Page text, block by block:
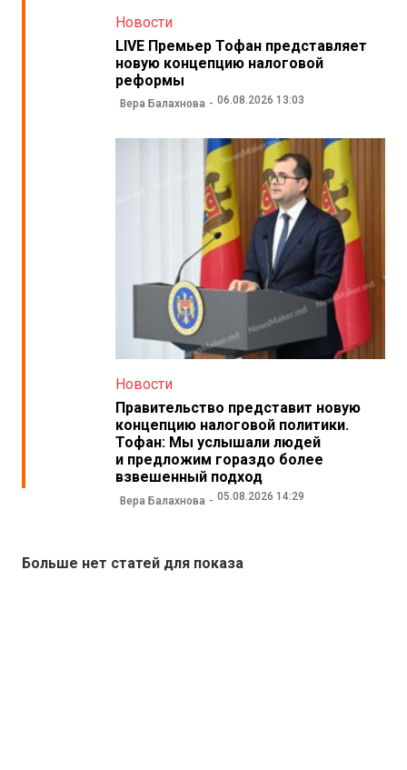
Новости
LIVE Премьер Тофан представляет
новую концепцию налоговой
реформы
Вера Балахнова 06.08.2026 13:03
Новости
Правительство представит новую
концепцию налоговой политики.
Тофан: Мы услышали людей
и предложим гораздо более
взвешенный подход
Вера Балахнова 05.08.2026 14:29
Больше нет статей для показа